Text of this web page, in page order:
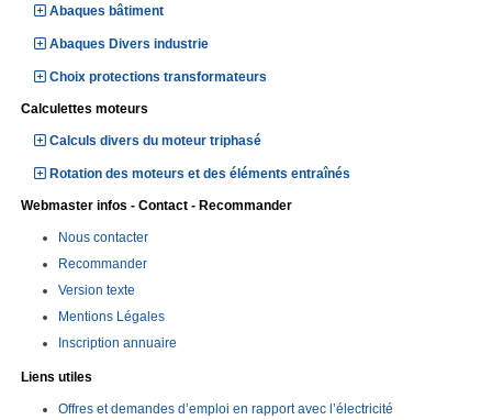
Abaques bâtiment
Abaques Divers industrie
Choix protections transformateurs
Calculettes moteurs
Calculs divers du moteur triphasé
Rotation des moteurs et des éléments entraînés
Webmaster infos - Contact - Recommander
Nous contacter
Recommander
Version texte
Mentions Légales
Inscription annuaire
Liens utiles
Offres et demandes d’emploi en rapport avec l’électricité